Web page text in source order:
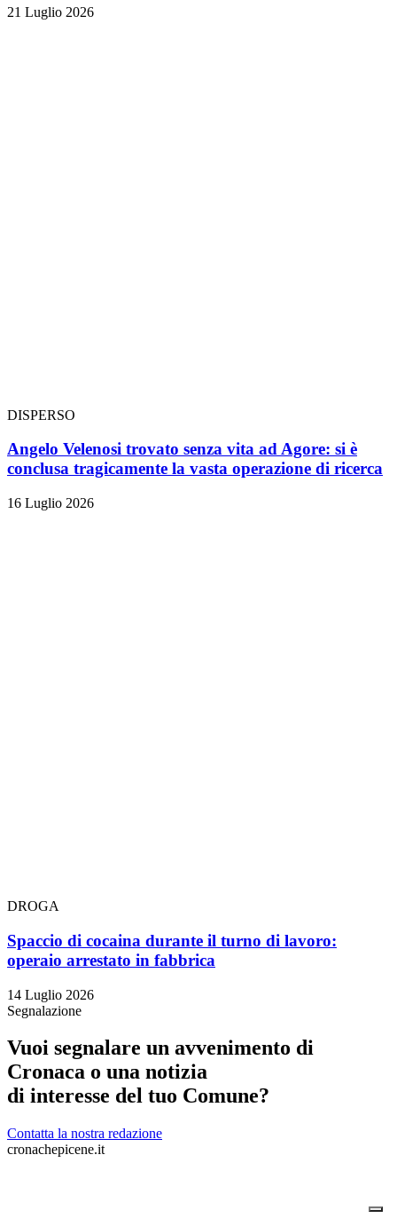
21 Luglio 2026
DISPERSO
Angelo Velenosi trovato senza vita ad Agore: si è
conclusa tragicamente la vasta operazione di ricerca
16 Luglio 2026
DROGA
Spaccio di cocaina durante il turno di lavoro:
operaio arrestato in fabbrica
14 Luglio 2026
Segnalazione
Vuoi segnalare un avvenimento di
Cronaca o una notizia
di interesse del tuo Comune?
Contatta la nostra redazione
cronachepicene.it